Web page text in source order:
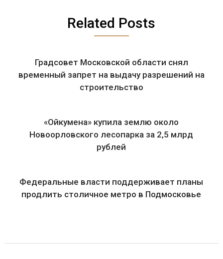
Related Posts
Градсовет Московской области снял
временный запрет на выдачу разрешений на
строительство
«Ойкумена» купила землю около
Новоорловского лесопарка за 2,5 млрд
рублей
Федеральные власти поддерживает планы
продлить столичное метро в Подмосковье